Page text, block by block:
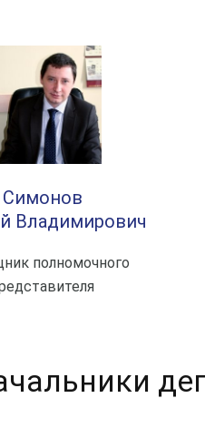
Симонов
Владимирович
полномочного